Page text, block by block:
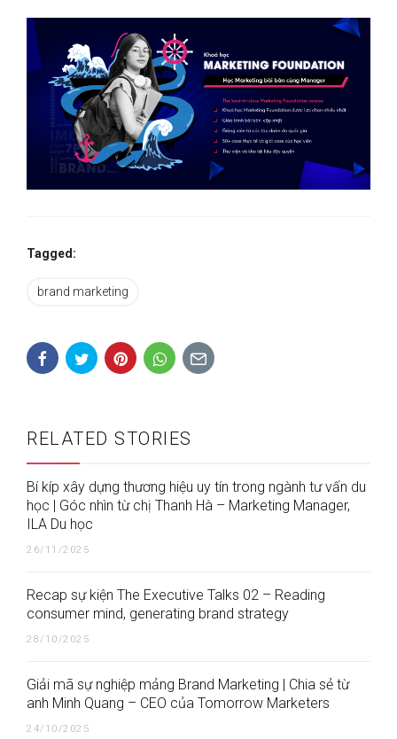
Tagged:
brand marketing
RELATED STORIES
Bí kíp xây dựng thương hiệu uy tín trong ngành tư vấn du
học | Góc nhìn từ chị Thanh Hà – Marketing Manager,
ILA Du học
26/11/2025
Recap sự kiện The Executive Talks 02 – Reading
consumer mind, generating brand strategy
28/10/2025
Giải mã sự nghiệp mảng Brand Marketing | Chia sẻ từ
anh Minh Quang – CEO của Tomorrow Marketers
24/10/2025